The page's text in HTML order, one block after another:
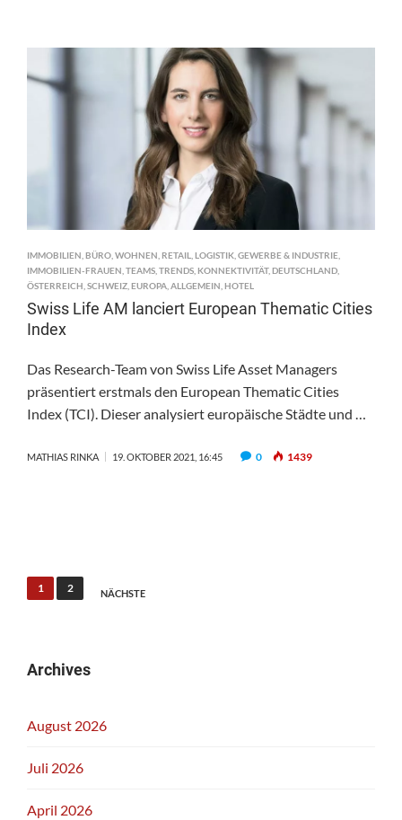
IMMOBILIEN BÜRO WOHNEN RETAIL LOGISTIK GEWERBE & INDUSTRIE
IMMOBILIEN-FRAUEN TEAMS TRENDS KONNEKTIVITÄT, DEUTSCHLAND
ÖSTERREICH SCHWEIZ EUROPA ALLGEMEIN HOTEL
Swiss Life AM lanciert European Thematic Cities
Index
Das Research-Team von Swiss Life Asset Managers
präsentiert erstmals den European Thematic Cities
Index (TCI). Dieser analysiert europäische Städte und …
MATHIAS RINKA 19. OKTOBER 2021, 16:45 0 1439
Seitennummerierung
1 2 NÄCHSTE
Archives
August 2026
Juli 2026
April 2026